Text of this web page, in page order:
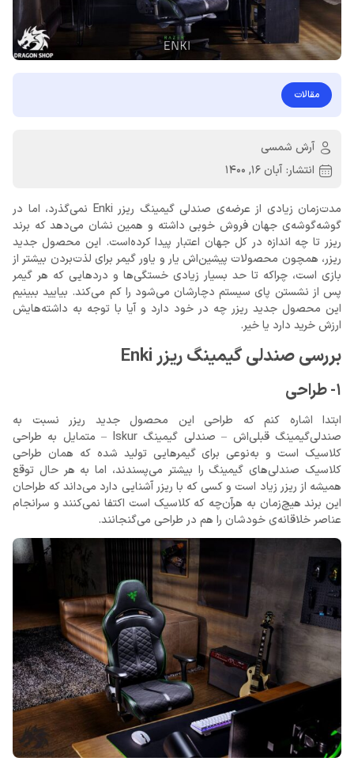
مقالات
آرش شمسی
انتشار: آبان 16, 1400
مدت‌زمان زیادی از عرضه‌ی صندلی گیمینگ ریزر Enki نمی‌گذرد، اما در
گوشه‌گوشه‌ی جهان فروش خوبی داشته و همین نشان می‌دهد که برند
ریزر تا چه اندازه در کل جهان اعتبار پیدا کرده‌است. این محصول جدید
ریزر، همچون محصولات پیشین‌اش یار و یاور گیمر برای لذت‌بردن بیشتر از
بازی است، چراکه تا حد بسیار زیادی خستگی‌ها و دردهایی که هر گیمر
پس از نشستن پای سیستم دچارشان می‌شود را کم می‌کند. بیایید ببینیم
این محصول جدید ریزر چه در خود دارد و آیا با توجه به داشته‌هایش
ارزش خرید دارد یا خیر.
بررسی صندلی گیمینگ ریزر Enki
1- طراحی
ابتدا اشاره کنم که طراحی این محصول جدید ریزر نسبت به
صندلی‌گیمینگ قبلی‌اش – صندلی گیمینگ Iskur – متمایل به طراحی
کلاسیک است و به‌نوعی برای گیمرهایی تولید شده که همان طراحی
کلاسیک صندلی‌های گیمینگ را بیشتر می‌پسندند، اما به هر حال توقع
همیشه از ریزر زیاد است و کسی که با ریزر آشنایی دارد می‌داند که طراحان
این برند هیچ‌زمان به هرآن‌چه که کلاسیک است اکتفا نمی‌کنند و سرانجام
عناصر خلاقانه‌ی خودشان را هم در طراحی می‌گنجانند.